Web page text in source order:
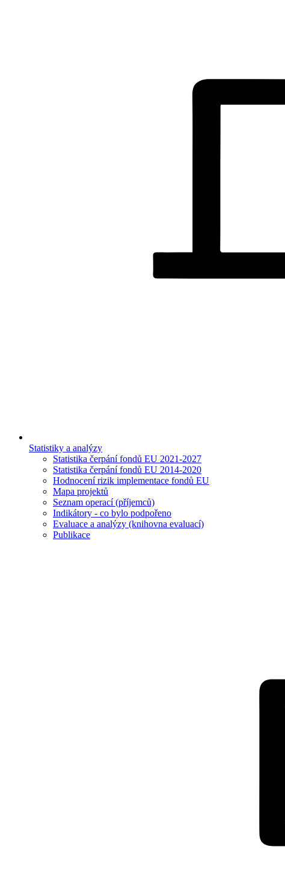
Statistiky a analýzy
Statistika čerpání fondů EU 2021-2027
Statistika čerpání fondů EU 2014-2020
Hodnocení rizik implementace fondů EU
Mapa projektů
Seznam operací (příjemců)
Indikátory - co bylo podpořeno
Evaluace a analýzy (knihovna evaluací)
Publikace